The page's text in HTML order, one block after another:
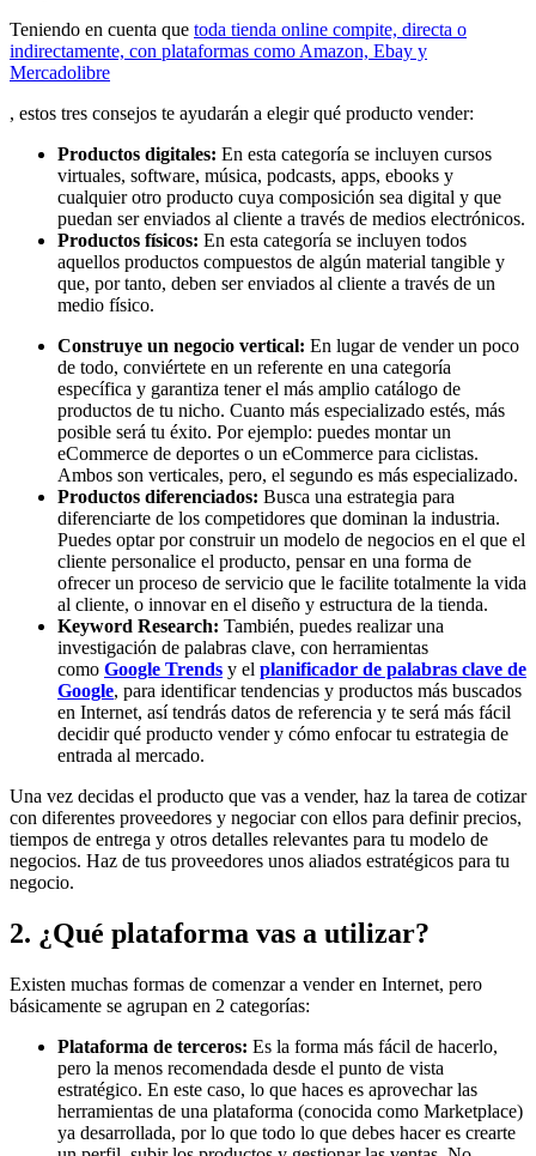
Teniendo en cuenta que toda tienda online compite, directa o
indirectamente, con plataformas como Amazon, Ebay y
Mercadolibre
, estos tres consejos te ayudarán a elegir qué producto vender:
Productos digitales: En esta categoría se incluyen cursos
virtuales, software, música, podcasts, apps, ebooks y
cualquier otro producto cuya composición sea digital y que
puedan ser enviados al cliente a través de medios electrónicos.
Productos físicos: En esta categoría se incluyen todos
aquellos productos compuestos de algún material tangible y
que, por tanto, deben ser enviados al cliente a través de un
medio físico.
Construye un negocio vertical: En lugar de vender un poco
de todo, conviértete en un referente en una categoría
específica y garantiza tener el más amplio catálogo de
productos de tu nicho. Cuanto más especializado estés, más
posible será tu éxito. Por ejemplo: puedes montar un
eCommerce de deportes o un eCommerce para ciclistas.
Ambos son verticales, pero, el segundo es más especializado.
Productos diferenciados: Busca una estrategia para
diferenciarte de los competidores que dominan la industria.
Puedes optar por construir un modelo de negocios en el que el
cliente personalice el producto, pensar en una forma de
ofrecer un proceso de servicio que le facilite totalmente la vida
al cliente, o innovar en el diseño y estructura de la tienda.
Keyword Research: También, puedes realizar una
investigación de palabras clave, con herramientas
como Google Trends y el planificador de palabras clave de
Google, para identificar tendencias y productos más buscados
en Internet, así tendrás datos de referencia y te será más fácil
decidir qué producto vender y cómo enfocar tu estrategia de
entrada al mercado.
Una vez decidas el producto que vas a vender, haz la tarea de cotizar
con diferentes proveedores y negociar con ellos para definir precios,
tiempos de entrega y otros detalles relevantes para tu modelo de
negocios. Haz de tus proveedores unos aliados estratégicos para tu
negocio.
2. ¿Qué plataforma vas a utilizar?
Existen muchas formas de comenzar a vender en Internet, pero
básicamente se agrupan en 2 categorías:
Plataforma de terceros: Es la forma más fácil de hacerlo,
pero la menos recomendada desde el punto de vista
estratégico. En este caso, lo que haces es aprovechar las
herramientas de una plataforma (conocida como Marketplace)
ya desarrollada, por lo que todo lo que debes hacer es crearte